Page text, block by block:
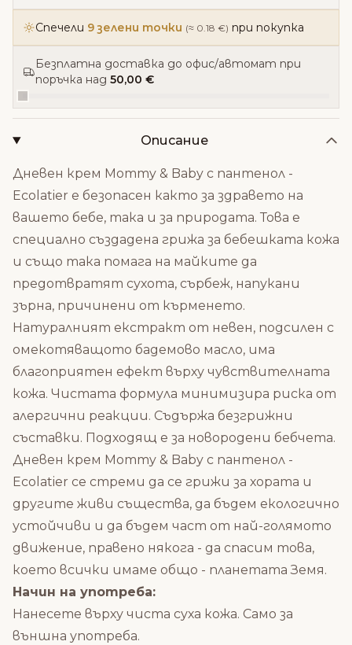
Спечели 9 зелени точки (≈ 0.18 €) при покупка
Безплатна доставка до офис/автомат при
поръчка над 50,00 €
Описание
Дневен крем Mommy & Baby с пантенол -
Ecolatier е безопасен както за здравето на
вашето бебе, така и за природата. Това е
специално създадена грижа за бебешката кожа
и също така помага на майките да
предотвратят сухота, сърбеж, напукани
зърна, причинени от кърменето.
Натуралният екстракт от невен, подсилен с
омекотяващото бадемово масло, има
благоприятен ефект върху чувствителната
кожа. Чистата формула минимизира риска от
алергични реакции. Съдържа безгрижни
съставки. Подходящ е за новородени бебчета.
Дневен крем Mommy & Baby с пантенол -
Ecolatier се стреми да се грижи за хората и
другите живи същества, да бъдем екологично
устойчиви и да бъдем част от най-голямото
движение, правено някога - да спасим това,
което всички имаме общо - планетата Земя.
Начин на употреба:
Нанесете върху чиста суха кожа. Само за
външна употреба.